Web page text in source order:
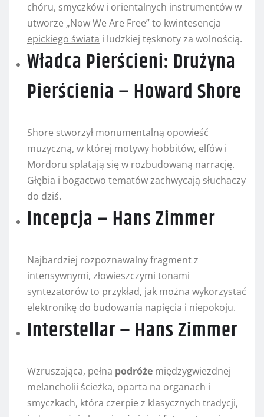
chóru, smyczków i orientalnych instrumentów w
utworze „Now We Are Free” to kwintesencja
epickiego świata i ludzkiej tęsknoty za wolnością.
Władca Pierścieni: Drużyna
Pierścienia – Howard Shore
Shore stworzył monumentalną opowieść
muzyczną, w której motywy hobbitów, elfów i
Mordoru splatają się w rozbudowaną narrację.
Głębia i bogactwo tematów zachwycają słuchaczy
do dziś.
Incepcja – Hans Zimmer
Najbardziej rozpoznawalny fragment z
intensywnymi, złowieszczymi tonami
syntezatorów to przykład, jak można wykorzystać
elektronikę do budowania napięcia i niepokoju.
Interstellar – Hans Zimmer
Wzruszająca, pełna podróże międzygwiezdnej
melancholii ścieżka, oparta na organach i
smyczkach, która czerpie z klasycznych tradycji,